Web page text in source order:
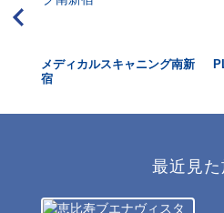
メディカルスキャニング南新
宿
最近見た